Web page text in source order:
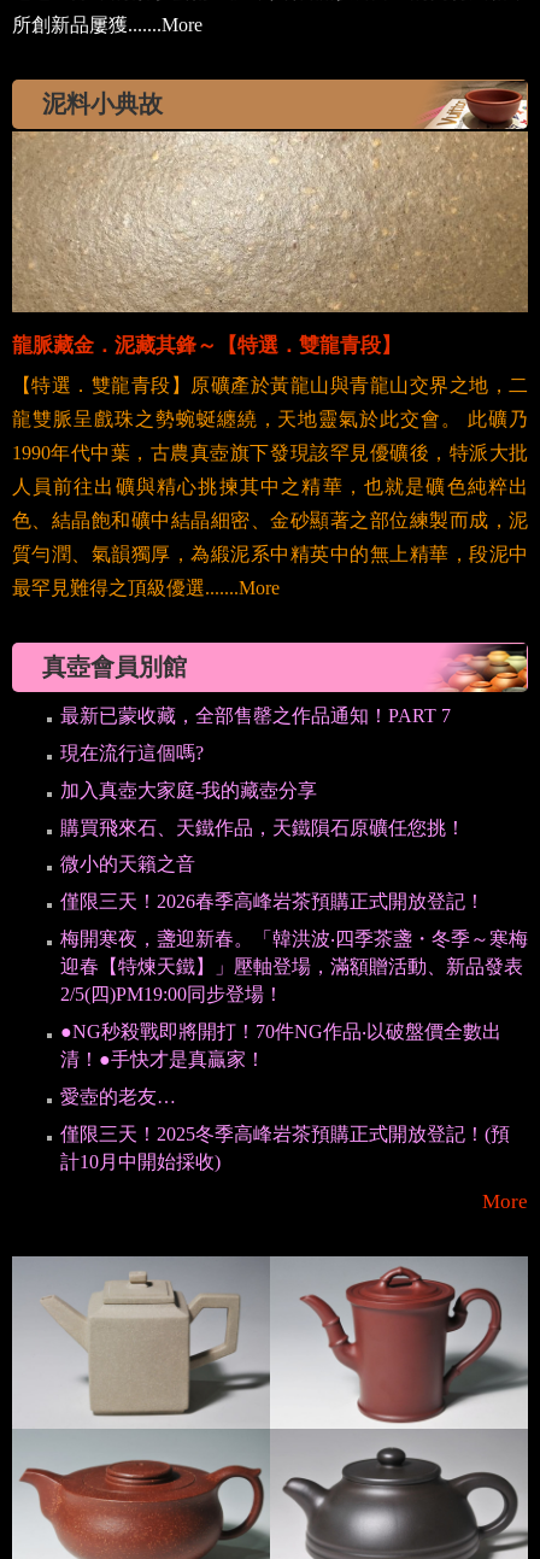
龍脈藏金．泥藏其鋒～【特選．雙龍青段】
【特選．雙龍青段】原礦產於黃龍山與青龍山交界之地，二
龍雙脈呈戲珠之勢蜿蜒纏繞，天地靈氣於此交會。 此礦乃
1990年代中葉，古農真壺旗下發現該罕見優礦後，特派大批
人員前往出礦與精心挑揀其中之精華，也就是礦色純粹出
色、結晶飽和礦中結晶細密、金砂顯著之部位練製而成，泥
質勻潤、氣韻獨厚，為緞泥系中精英中的無上精華，段泥中
最罕見難得之頂級優選.......More
最新已蒙收藏，全部售罄之作品通知！PART 7
現在流行這個嗎?
加入真壺大家庭-我的藏壺分享
購買飛來石、天鐵作品，天鐵隕石原礦任您挑！
微小的天籟之音
僅限三天！2026春季高峰岩茶預購正式開放登記！
梅開寒夜，盞迎新春。「韓洪波‧四季茶盞・冬季～寒梅
迎春【特煉天鐵】」壓軸登場，滿額贈活動、新品發表
2/5(四)PM19:00同步登場！
●NG秒殺戰即將開打！70件NG作品‧以破盤價全數出
清！●手快才是真贏家！
愛壺的老友…
僅限三天！2025冬季高峰岩茶預購正式開放登記！(預
計10月中開始採收)